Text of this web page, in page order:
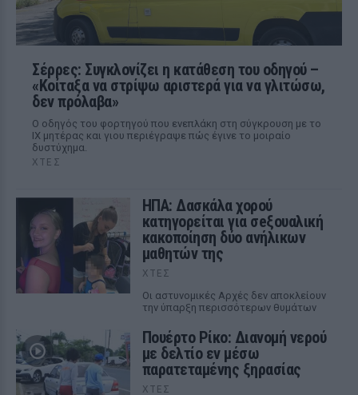
Σέρρες: Συγκλονίζει η κατάθεση του οδηγού –
«Κοίταξα να στρίψω αριστερά για να γλιτώσω,
δεν πρόλαβα»
Ο οδηγός του φορτηγού που ενεπλάκη στη σύγκρουση με το
ΙΧ μητέρας και γιου περιέγραψε πώς έγινε το μοιραίο
δυστύχημα.
ΧΤΕΣ
ΗΠΑ: Δασκάλα χορού
κατηγορείται για σeξουαλική
κακοποίηση δύο ανήλικων
μαθητών της
ΧΤΕΣ
Οι αστυνομικές Αρχές δεν αποκλείουν
την ύπαρξη περισσότερων θυμάτων
Πουέρτο Ρίκο: Διανομή νερού
με δελτίο εν μέσω
παρατεταμένης ξηρασίας
ΧΤΕΣ